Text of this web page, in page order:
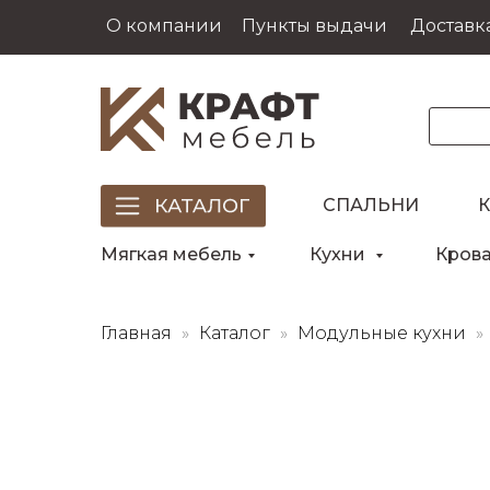
О компании Пункты выдачи
СПАЛЬНИ
Кухни
Мягкая мебель
Главная Каталог Модульные кухни